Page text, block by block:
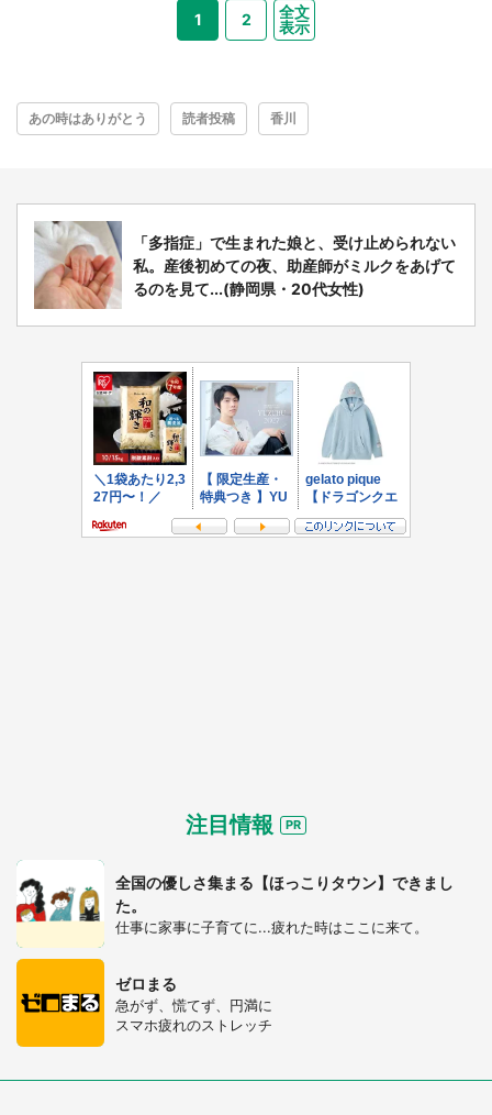
1 2
全文
表示
あの時はありがとう 読者投稿 香川
「多指症」で生まれた娘と、受け止められない
私。産後初めての夜、助産師がミルクをあげて
るのを見て...(静岡県・20代女性)
注目情報
全国の優しさ集まる【ほっこりタウン】できまし
た。
仕事に家事に子育てに...疲れた時はここに来て。
ゼロまる
急がず、慌てず、円満に
スマホ疲れのストレッチ